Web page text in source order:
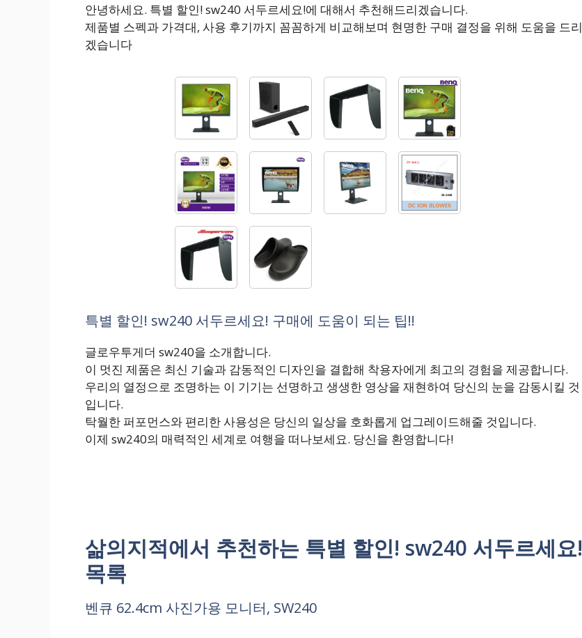
안녕하세요. 특별 할인! sw240 서두르세요!에 대해서 추천해드리겠습니다.
제품별 스펙과 가격대, 사용 후기까지 꼼꼼하게 비교해보며 현명한 구매 결정을 위해 도움을 드리
겠습니다
특별 할인! sw240 서두르세요! 구매에 도움이 되는 팁!!
글로우투게더 sw240을 소개합니다.
이 멋진 제품은 최신 기술과 감동적인 디자인을 결합해 착용자에게 최고의 경험을 제공합니다.
우리의 열정으로 조명하는 이 기기는 선명하고 생생한 영상을 재현하여 당신의 눈을 감동시킬 것
입니다.
탁월한 퍼포먼스와 편리한 사용성은 당신의 일상을 호화롭게 업그레이드해줄 것입니다.
이제 sw240의 매력적인 세계로 여행을 떠나보세요. 당신을 환영합니다!
삶의지적에서 추천하는 특별 할인! sw240 서두르세요!
목록
벤큐 62.4cm 사진가용 모니터, SW240